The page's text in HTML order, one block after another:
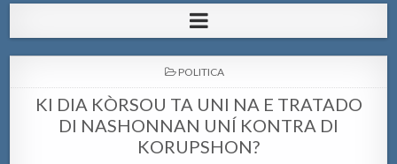
pa Aruba
POSTED
POLITICA
KI DIA KÒRSOU TA UNI NA E TRATADO
DI NASHONNAN UNÍ KONTRA DI
KORUPSHON?